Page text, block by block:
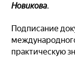
Новикова.
Подписание
практическую